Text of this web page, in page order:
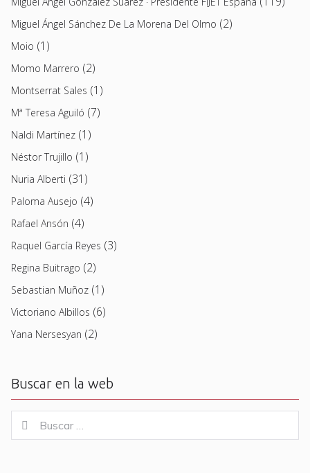
Miguel Ángel Sánchez De La Morena Del Olmo (2)
Moio (1)
Momo Marrero (2)
Montserrat Sales (1)
Mª Teresa Aguiló (7)
Naldi Martínez (1)
Néstor Trujillo (1)
Nuria Alberti (31)
Paloma Ausejo (4)
Rafael Ansón (4)
Raquel García Reyes (3)
Regina Buitrago (2)
Sebastian Muñoz (1)
Victoriano Albillos (6)
Yana Nersesyan (2)
Buscar en la web
for:
Buscar